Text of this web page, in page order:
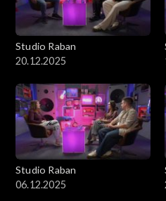
Studio Raban
20.12.2025
Studio Raban
06.12.2025